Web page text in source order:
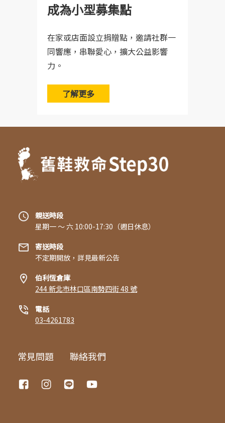
成為小型募集點
在家或店面設立捐贈點，邀請社群一
同響應，串聯愛心，擴大公益影響
力。
了解更多
親送時段
星期一 〜 六 10:00-17:30（週日休息）
寄送時段
不定期開放，詳見最新公告
伯利恆倉庫
244 新北市林口區南勢四街 48 號
電話
03-4261783
常見問題 聯絡我們